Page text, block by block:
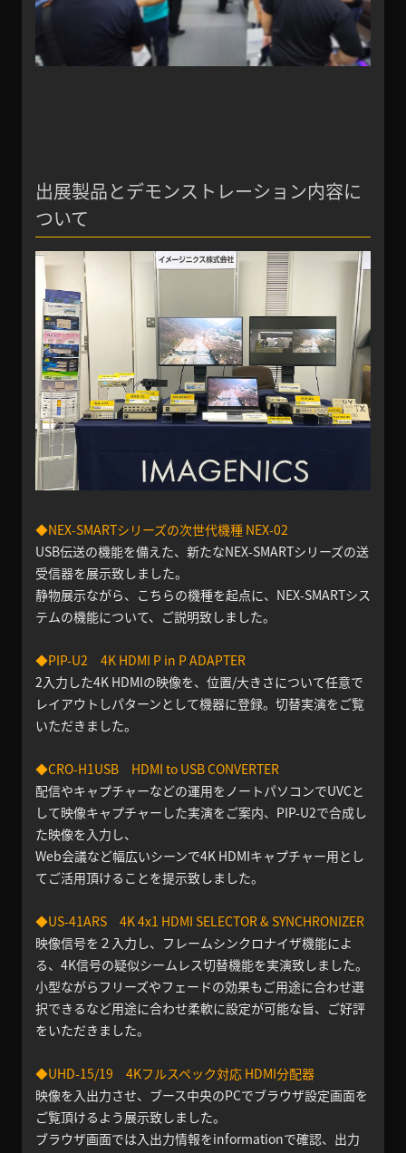
出展製品とデモンストレーション内容に
ついて
◆NEX-SMARTシリーズの次世代機種 NEX-02
USB伝送の機能を備えた、新たなNEX-SMARTシリーズの送
受信器を展示致しました。
静物展示ながら、こちらの機種を起点に、NEX-SMARTシス
テムの機能について、ご説明致しました。
◆PIP-U2 4K HDMI P in P ADAPTER
2入力した4K HDMIの映像を、位置/大きさについて任意で
レイアウトしパターンとして機器に登録。切替実演をご覧
いただきました。
◆CRO-H1USB HDMI to USB CONVERTER
配信やキャプチャーなどの運用をノートパソコンでUVCと
して映像キャプチャーした実演をご案内、PIP-U2で合成し
た映像を入力し、
Web会議など幅広いシーンで4K HDMIキャプチャー用とし
てご活用頂けることを提示致しました。
◆US-41ARS 4K 4x1 HDMI SELECTOR & SYNCHRONIZER
映像信号を２入力し、フレームシンクロナイザ機能によ
る、4K信号の疑似シームレス切替機能を実演致しました。
小型ながらフリーズやフェードの効果もご用途に合わせ選
択できるなど用途に合わせ柔軟に設定が可能な旨、ご好評
をいただきました。
◆UHD-15/19 4Kフルスペック対応 HDMI分配器
映像を入出力させ、ブース中央のPCでブラウザ設定画面を
ご覧頂けるよう展示致しました。
ブラウザ画面では入出力情報をinformationで確認、出力